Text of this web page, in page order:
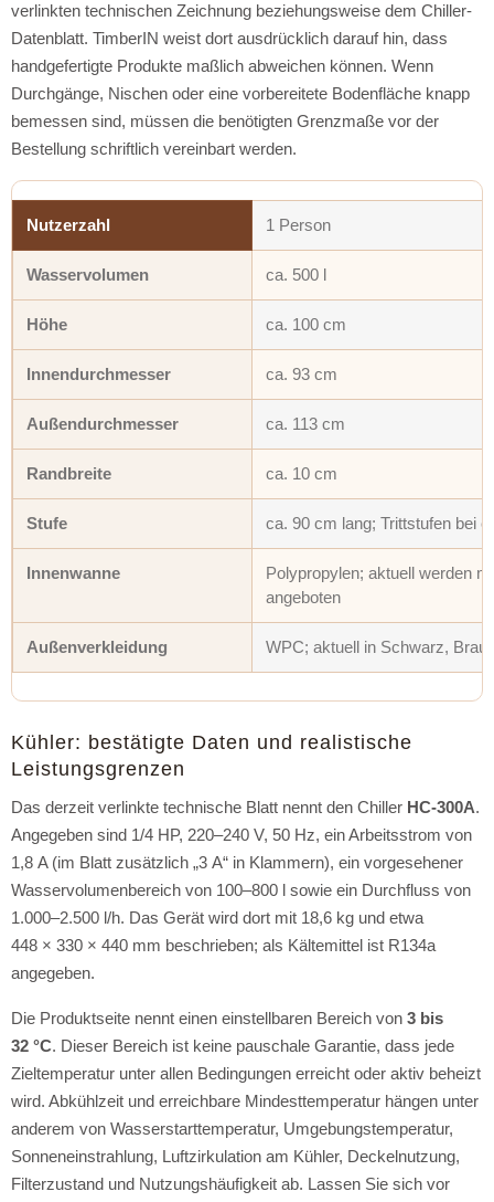
verlinkten technischen Zeichnung beziehungsweise dem Chiller-
Datenblatt. TimberIN weist dort ausdrücklich darauf hin, dass
handgefertigte Produkte maßlich abweichen können. Wenn
Durchgänge, Nischen oder eine vorbereitete Bodenfläche knapp
bemessen sind, müssen die benötigten Grenzmaße vor der
Bestellung schriftlich vereinbart werden.
Nutzerzahl 1 Person
Wasservolumen ca. 500 l
Höhe ca. 100 cm
Innendurchmesser ca. 93 cm
Außendurchmesser ca. 113 cm
Randbreite ca. 10 cm
Stufe ca. 90 cm lang; Trittstufen bei
Innenwanne
Polypropylen; aktuell werden
angeboten
Außenverkleidung WPC; aktuell in Schwarz,
Kühler: bestätigte Daten und realistische
Leistungsgrenzen
Das derzeit verlinkte technische Blatt nennt den Chiller HC-300A.
Angegeben sind 1/4 HP, 220–240 V, 50 Hz, ein Arbeitsstrom von
1,8 A (im Blatt zusätzlich „3 A“ in Klammern), ein vorgesehener
Wasservolumenbereich von 100–800 l sowie ein Durchfluss von
1.000–2.500 l/h. Das Gerät wird dort mit 18,6 kg und etwa
448 × 330 × 440 mm beschrieben; als Kältemittel ist R134a
angegeben.
Die Produktseite nennt einen einstellbaren Bereich von 3 bis
32 °C. Dieser Bereich ist keine pauschale Garantie, dass jede
Zieltemperatur unter allen Bedingungen erreicht oder aktiv beheizt
wird. Abkühlzeit und erreichbare Mindesttemperatur hängen unter
anderem von Wasserstarttemperatur, Umgebungstemperatur,
Sonneneinstrahlung, Luftzirkulation am Kühler, Deckelnutzung,
Filterzustand und Nutzungshäufigkeit ab. Lassen Sie sich vor